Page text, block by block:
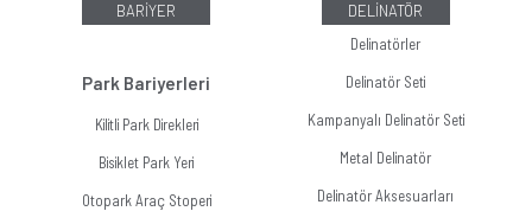
BARİYER
Park Bariyerleri
Kilitli Park Direkleri
Bisiklet Park Yeri
Otopark Araç Stoperi
DELİNATÖR
Delinatörler
Delinatör Seti
Kampanyalı Delinatör Seti
Metal Delinatör
Delinatör Aksesuarları